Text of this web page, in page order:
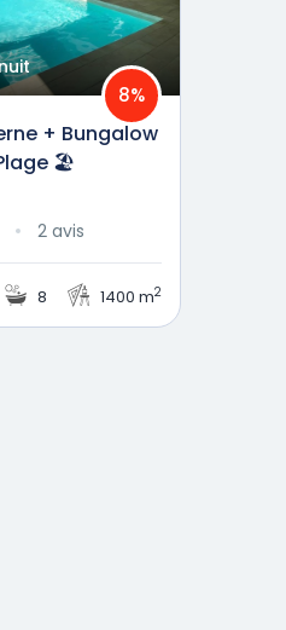
+ Bungalow
🏖️
8%
2 avis
8 1400 m2